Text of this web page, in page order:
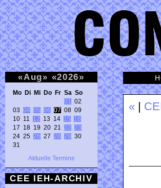
«Aug» «2026»
Mo Di Mi Do Fr Sa So
01
02
03 04 05 06 07 08 09
10 11 12 13 14 15
16
17 18 19 20 21 22
23
24 25 26 27 28 29 30
31
Aktuelle Termine
CEE IEH-ARCHIV
«